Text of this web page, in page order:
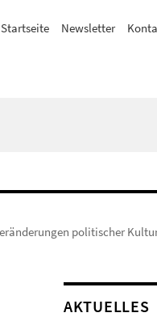
Startseite Newsletter
politischer
AKTUELLES